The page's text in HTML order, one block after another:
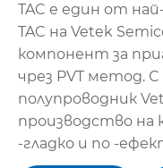
TAC е един от
TAC на Vetek
компонент за
чрез PVT метод.
полупроводник
производство на
-гладко и по -